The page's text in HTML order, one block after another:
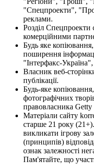
"Спецпроекти",
реклами.
Розділ Спецпроекти
комерційними
Будь яке
поширення
"Інтерфакс-
Власник веб-
публікації.
Будь-яке
фотографічних
правовласника Getty
Матеріали сайту
старше 21 року
викликати ігрову
(принципів)
ознак залежності
Пам'ятайте, що